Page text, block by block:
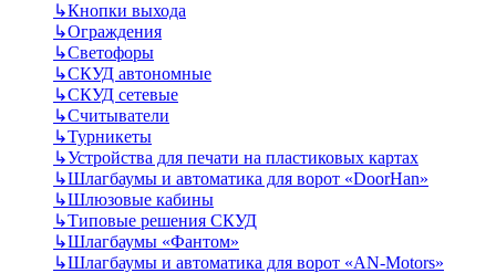
↳Кнопки выхода
↳Ограждения
↳Светофоры
↳СКУД автономные
↳СКУД сетевые
↳Считыватели
↳Турникеты
↳Устройства для печати на пластиковых картах
↳Шлагбаумы и автоматика для ворот «DoorHan»
↳Шлюзовые кабины
↳Типовые решения СКУД
↳Шлагбаумы «Фантом»
↳Шлагбаумы и автоматика для ворот «AN-Motors»